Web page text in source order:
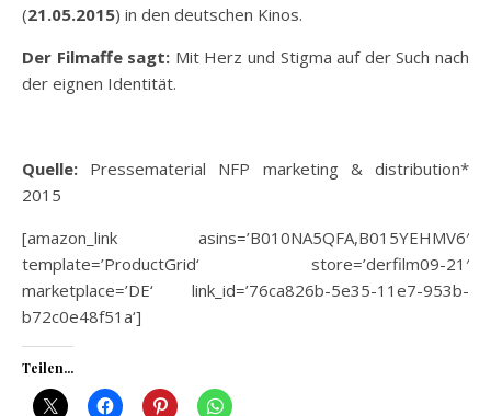
(21.05.2015) in den deutschen Kinos.
Der Filmaffe sagt: Mit Herz und Stigma auf der Such nach
der eignen Identität.
Quelle: Pressematerial NFP marketing & distribution*
2015
[amazon_link asins=’B010NA5QFA,B015YEHMV6′
template=’ProductGrid‘ store=’derfilm09-21′
marketplace=’DE‘ link_id=’76ca826b-5e35-11e7-953b-
b72c0e48f51a‘]
Teilen...